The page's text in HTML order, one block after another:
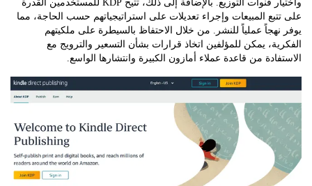
واختيار قنوات التوزيع. بالإضافة إلى ذلك، تتيح KDP للمستخدمين القدرة
المبيعات وإجراء تعديلات على استراتيجياتهم حسب الحاجة، مما
عملياً للنشر. من خلال الاحتفاظ بالسيطرة على ملكيتهم
يمكن للمؤلفين اتخاذ قرارات بشأن التسعير والترويج مع
من قاعدة عملاء أمازون الكبيرة وانتشارها الواسع.